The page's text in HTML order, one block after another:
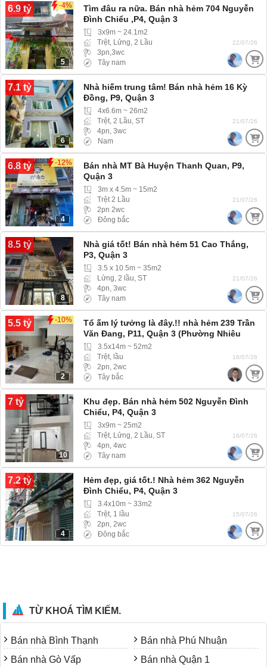
6.9 tỷ -4%
5
Tìm đâu ra nữa. Bán nhà hẻm 704 Nguyễn
Đình Chiểu ,P4, Quận 3
3x9m ~ 24.1m2
Trệt, Lửng, 2 Lầu
3pn,3wc
Tây nam
22/07/26
7.1 tỷ
6
Nhà hiếm trung tâm! Bán nhà hẻm 16 Kỳ
Đồng, P9, Quận 3
4x6.6m ~ 26m2
Trệt, 2 Lầu, ST
4pn, 3wc
Nam
21/07/26
6.8 tỷ -12%
4
Bán nhà MT Bà Huyện Thanh Quan, P9,
Quận 3
3m x 4.5m ~ 15m2
Trệt 2 Lầu
2pn 2wc
Đông bắc
21/07/26
8.5 tỷ
8
Nhà giá tốt! Bán nhà hẻm 51 Cao Thắng,
P3, Quận 3
3.5 x 10.5m ~ 35m2
Lửng, 2 lầu, ST
4pn, 3wc
Tây nam
21/07/26
5.5 tỷ -10%
2
Tổ ấm lý tưởng là đây.!! nhà hẻm 239 Trần
Văn Đang, P11, Quận 3 (Phường Nhiêu
Lộc) hẻm ba gác
3.5x14m ~ 52m2
Trệt, lầu
2pn, 2wc
Tây bắc
16/07/26
7 tỷ
10
Khu đẹp. Bán nhà hẻm 502 Nguyễn Đình
Chiểu, P4, Quận 3
3x9m ~ 25m2
Trệt, Lửng, 2 Lầu, ST
4pn, 4wc
Tây nam
16/07/26
7.2 tỷ
4
Hẻm đẹp, giá tốt.! Nhà hẻm 362 Nguyễn
Đình Chiểu, P4, Quận 3
3.4x10m ~ 33m2
Trệt, 1 lầu
2pn, 2wc
Đông bắc
15/07/26
TỪ KHOÁ TÌM KIẾM.
Bán nhà Bình Thạnh
Bán nhà Phú Nhuận
Bán nhà Gò Vấp
Bán nhà Quận 1